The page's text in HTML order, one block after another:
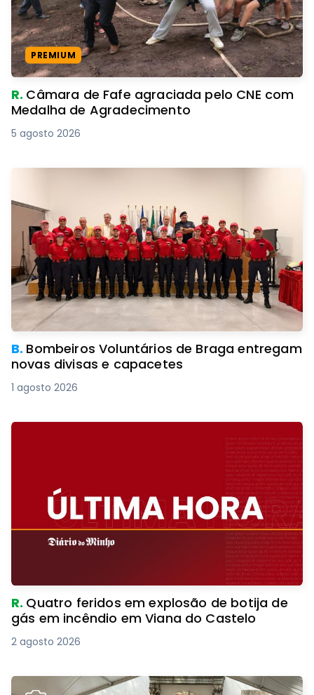
PREMIUM
R. Câmara de Fafe agraciada pelo CNE com
Medalha de Agradecimento
5 agosto 2026
B. Bombeiros Voluntários de Braga entregam
novas divisas e capacetes
1 agosto 2026
R. Quatro feridos em explosão de botija de
gás em incêndio em Viana do Castelo
2 agosto 2026